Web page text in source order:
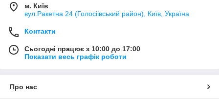
м. Київ
вул.Ракетна 24 (Голосіівський район), Київ, Україна
Контакти
Сьогодні працює з 10:00 до 17:00
Показати весь графік роботи
Про нас